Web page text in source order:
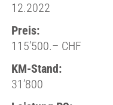
12.2022
Preis:
115’500.– CHF
KM-Stand:
31’800